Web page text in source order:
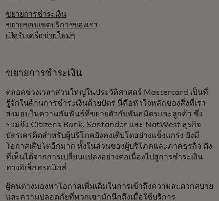
ขยายการชำระเงิน
ขยายขอบเขตบริการของเรา
เปิดรับเครือข่ายใหม่ๆ
ขยายการชำระเงิน
ตลอดช่วงเวลาส่วนใหญ่ในประวัติศาสตร์ Mastercard เป็นที่
รู้จักในด้านการชำระเงินด้วยบัตร นี่คือหัวใจหลักของสิ่งที่เรา
ส่งมอบในความสัมพันธ์ที่ขยายตัวกับพันธมิตรและลูกค้า ซึ่ง
รวมถึง Citizens Bank, Santander และ NatWest ธุรกิจ
บัตรเครดิตสำหรับผู้บริโภคยังคงเติบโตอย่างแข็งแกร่ง ยังมี
โอกาสเติบโตอีกมาก ทั้งในส่วนของผู้บริโภคและภาคธุรกิจ ดัง
ที่เห็นได้จากการเปลี่ยนแปลงอย่างต่อเนื่องไปสู่การชำระเงิน
ทางอิเล็กทรอนิกส์
ผู้คนต่างมองหาโอกาสเพิ่มเติมในการเข้าถึงความสะดวกสบาย
และความปลอดภัยที่พวกเขามักนึกถึงเมื่อใช้บริการ